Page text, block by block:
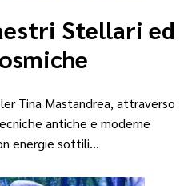
Stellari ed
Tina Mastandrea, attraverso
antiche e moderne
energie sottili…